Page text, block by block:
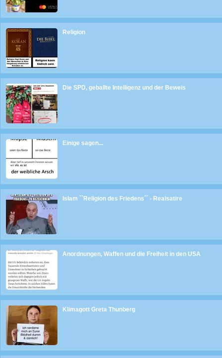
Religion
Die SPD, geballte Intelligenz und der Beweis
Einige sagen...
Islam ``Religion des Friedens´´ - Realsatire
Anordnungen, Waffen und die Freiheit in den USA
Klimagott Greta Thunberg